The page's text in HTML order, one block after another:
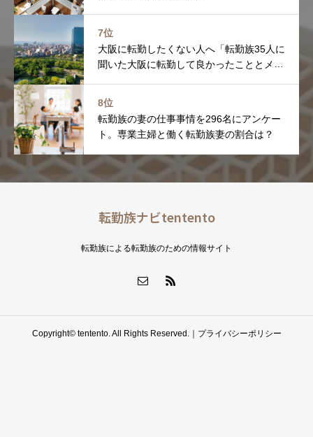
7位
大阪に転勤したくない人へ「転勤族35人に
聞いた大阪に転勤して良かったこととメリ
8位
転勤族の妻の仕事事情を296名にアンケー
ト。専業主婦と働く転勤族妻の割合は？
転勤族ナビtentento
転勤族による転勤族のための情報サイト
Copyright© tentento. All Rights Reserved.｜ プライバシーポリシー